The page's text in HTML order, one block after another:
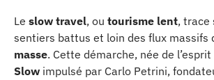
Le slow travel, ou tourisme lent, trace
sentiers battus et loin des flux massifs
masse. Cette démarche, née de l’esprit
Slow impulsé par Carlo Petrini,